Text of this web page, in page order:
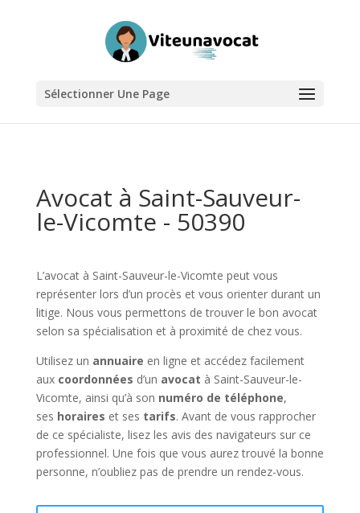
Sélectionner Une Page
Avocat à Saint-Sauveur-
le-Vicomte - 50390
L’avocat à Saint-Sauveur-le-Vicomte peut vous
représenter lors d’un procès et vous orienter durant un
litige. Nous vous permettons de trouver le bon avocat
selon sa spécialisation et à proximité de chez vous.
Utilisez un annuaire en ligne et accédez facilement
aux coordonnées d’un avocat à Saint-Sauveur-le-
Vicomte, ainsi qu’à son numéro de téléphone,
ses horaires et ses tarifs. Avant de vous rapprocher
de ce spécialiste, lisez les avis des navigateurs sur ce
professionnel. Une fois que vous aurez trouvé la bonne
personne, n’oubliez pas de prendre un rendez-vous.